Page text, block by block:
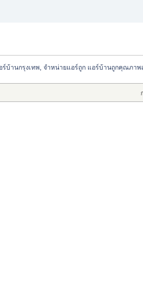
ร์บ้านกรุงเทพ, จำหน่ายแอร์ถูก แอร์บ้านถูกคุณภา